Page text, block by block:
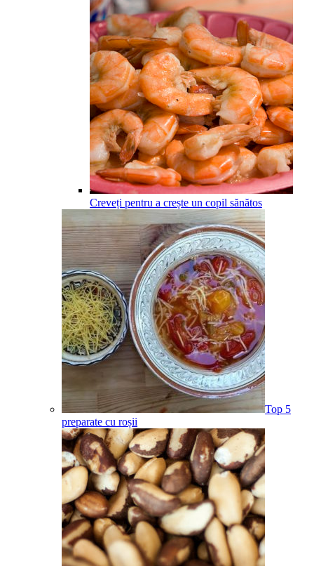
Creveți pentru a crește un copil sănătos
Top 5
preparate cu roșii